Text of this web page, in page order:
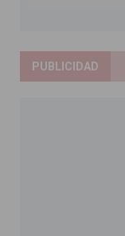
PUBLICIDAD